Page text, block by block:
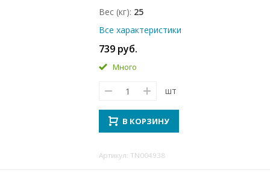
Вес (кг) 25
Все характеристики
739 руб.
Много
шт
В КОРЗИНУ
Артикул: TN004938